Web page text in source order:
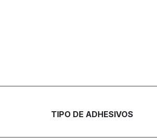
TIPO DE ADHESIVOS